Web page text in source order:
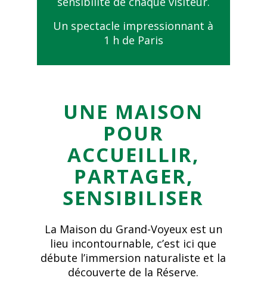
Un spectacle impressionnant à
1 h de Paris
UNE MAISON
POUR
ACCUEILLIR,
PARTAGER,
SENSIBILISER
La Maison du Grand-Voyeux est un
lieu incontournable, c’est ici que
débute l’immersion naturaliste et la
découverte de la Réserve.